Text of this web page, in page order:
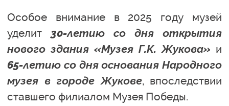
Особое внимание в 2025 году музей
уделит 30-летию со дня открытия
нового здания «Музея Г.К. Жукова» и
65-летию со дня основания Народного
музея в городе Жукове, впоследствии
ставшего филиалом Музея Победы.